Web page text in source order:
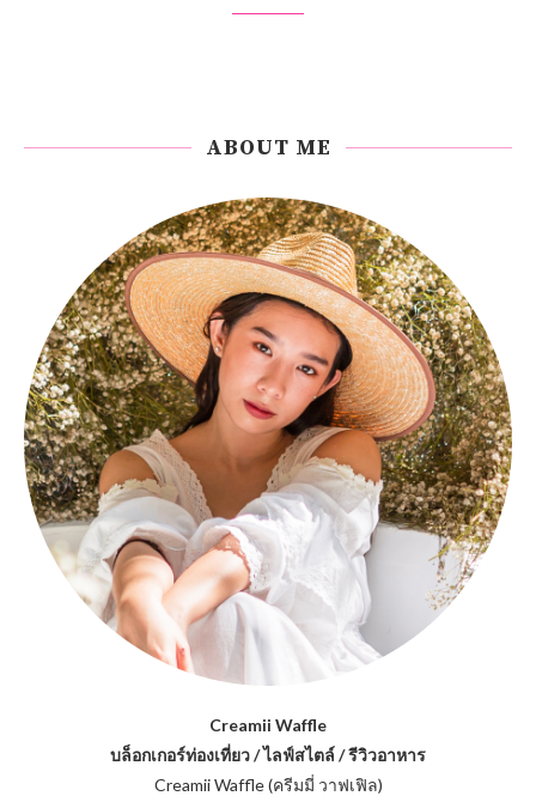
ABOUT ME
Creamii Waffle
บล็อกเกอร์ท่องเที่ยว / ไลฟ์สไตล์ / รีวิวอาหาร
Creamii Waffle (ครีมมี่ วาฟเฟิล)